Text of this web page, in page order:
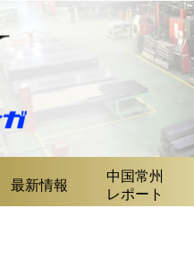
最新情報
中国常州
レポート